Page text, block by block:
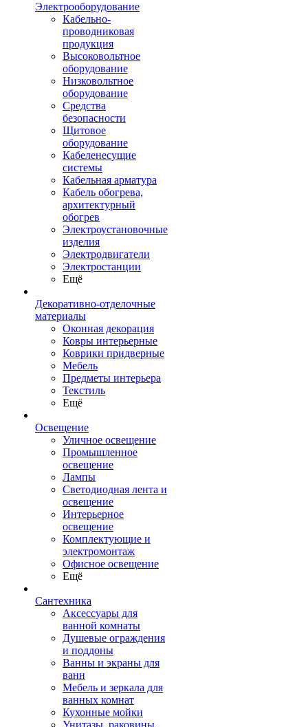
Электрооборудование
Кабельно-
проводниковая
продукция
Высоковольтное
оборудование
Низковольтное
оборудование
Средства
безопасности
Щитовое
оборудование
Кабеленесущие
системы
Кабельная арматура
Кабель обогрева,
архитектурный
обогрев
Электроустановочные
изделия
Электродвигатели
Электростанции
Ещё
Декоративно-отделочные
материалы
Оконная декорация
Ковры интерьерные
Коврики придверные
Мебель
Предметы интерьера
Текстиль
Ещё
Освещение
Уличное освещение
Промышленное
освещение
Лампы
Светодиодная лента и
освещение
Интерьерное
освещение
Комплектующие и
электромонтаж
Офисное освещение
Ещё
Сантехника
Аксессуары для
ванной комнаты
Душевые ограждения
и поддоны
Ванны и экраны для
ванн
Мебель и зеркала для
ванных комнат
Кухонные мойки
Унитазы, раковины,